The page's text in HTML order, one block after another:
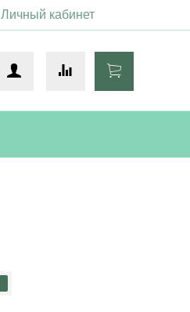
Личный кабинет